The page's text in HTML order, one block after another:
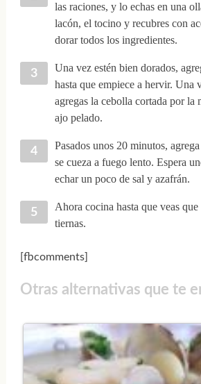
las raciones, y lo echas en una
lacón, el tocino y recubres con
dorar todos los ingredientes.
Una vez estén bien dorados,
hasta que empiece a hervir. Una
agregas la cebolla cortada por la
ajo pelado.
Pasados unos 20 minutos,
se cueza a fuego lento. Espera
echar un poco de sal y azafrán.
Ahora cocina hasta que veas que
tiernas.
[fbcomments]
Otras alternativas que te